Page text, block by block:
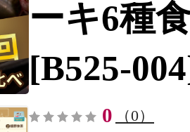
ーキ6種
[B525-
0 （0）